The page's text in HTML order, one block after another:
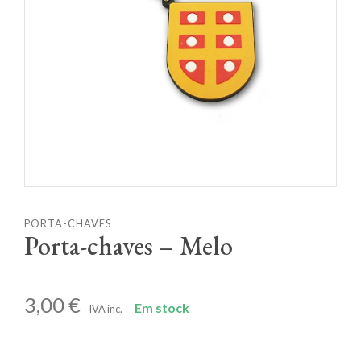
PORTA-CHAVES
Porta-chaves – Melo
3,00€ IVA inc. Em stock